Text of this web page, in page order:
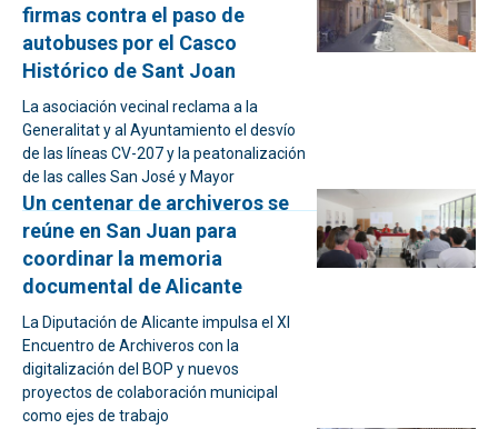
firmas contra el paso de
autobuses por el Casco
Histórico de Sant Joan
La asociación vecinal reclama a la
Generalitat y al Ayuntamiento el desvío
de las líneas CV-207 y la peatonalización
de las calles San José y Mayor
Un centenar de archiveros se
reúne en San Juan para
coordinar la memoria
documental de Alicante
La Diputación de Alicante impulsa el XI
Encuentro de Archiveros con la
digitalización del BOP y nuevos
proyectos de colaboración municipal
como ejes de trabajo